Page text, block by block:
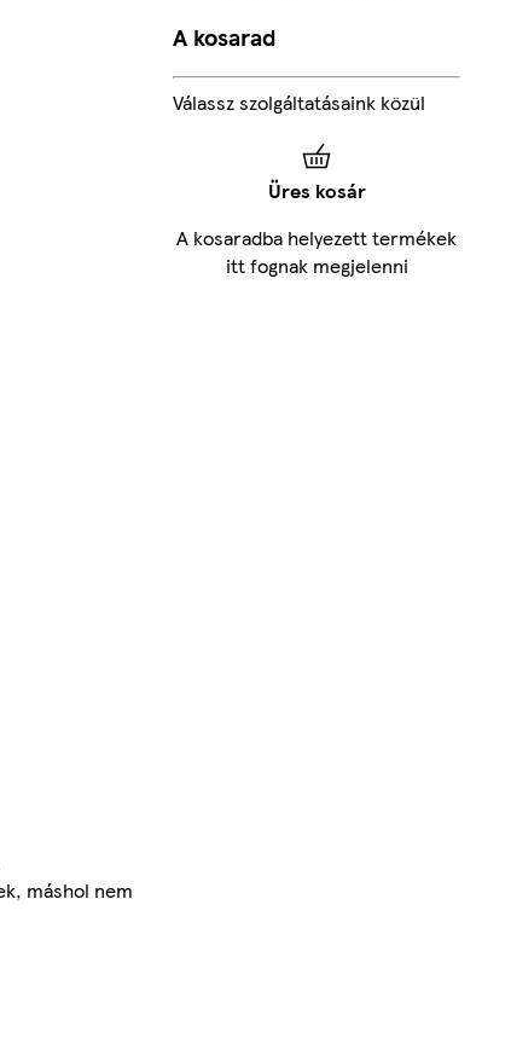
máshol nem
A kosarad
Válassz szolgáltatásaink közül
Üres kosár
A kosaradba helyezett termékek
itt fognak megjelenni